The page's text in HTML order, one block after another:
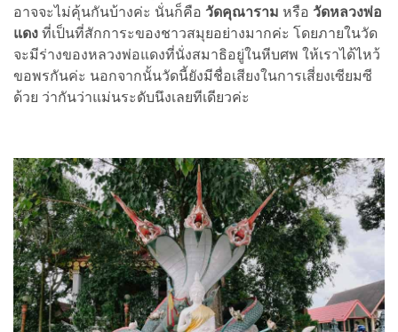
อาจจะไม่คุ้นกันบ้างค่ะ นั่นก็คือ วัดคุณาราม หรือ วัดหลวงพ่อ
แดง ที่เป็นที่สักการะของชาวสมุยอย่างมากค่ะ โดยภายในวัด
จะมีร่างของหลวงพ่อแดงที่นั่งสมาธิอยู่ในหีบศพ ให้เราได้ไหว้
ขอพรกันค่ะ นอกจากนั้นวัดนี้ยังมีชื่อเสียงในการเสี่ยงเซียมซี
ด้วย ว่ากันว่าแม่นระดับนึงเลยทีเดียวค่ะ